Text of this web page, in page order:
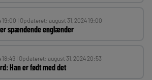
| Opdateret: august 31, 2024 19:00
spændende englænder
| Opdateret: august 31, 2024 20:53
Han er født med det